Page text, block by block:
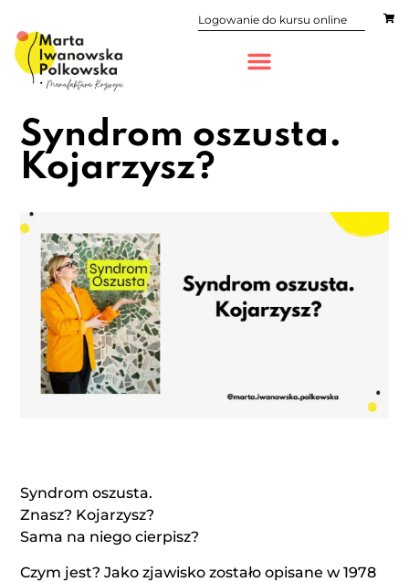
Logowanie do kursu online
Syndrom oszusta.
Kojarzysz?
Syndrom oszusta.
Znasz? Kojarzysz?
Sama na niego cierpisz?
Czym jest? Jako zjawisko zostało opisane w 1978